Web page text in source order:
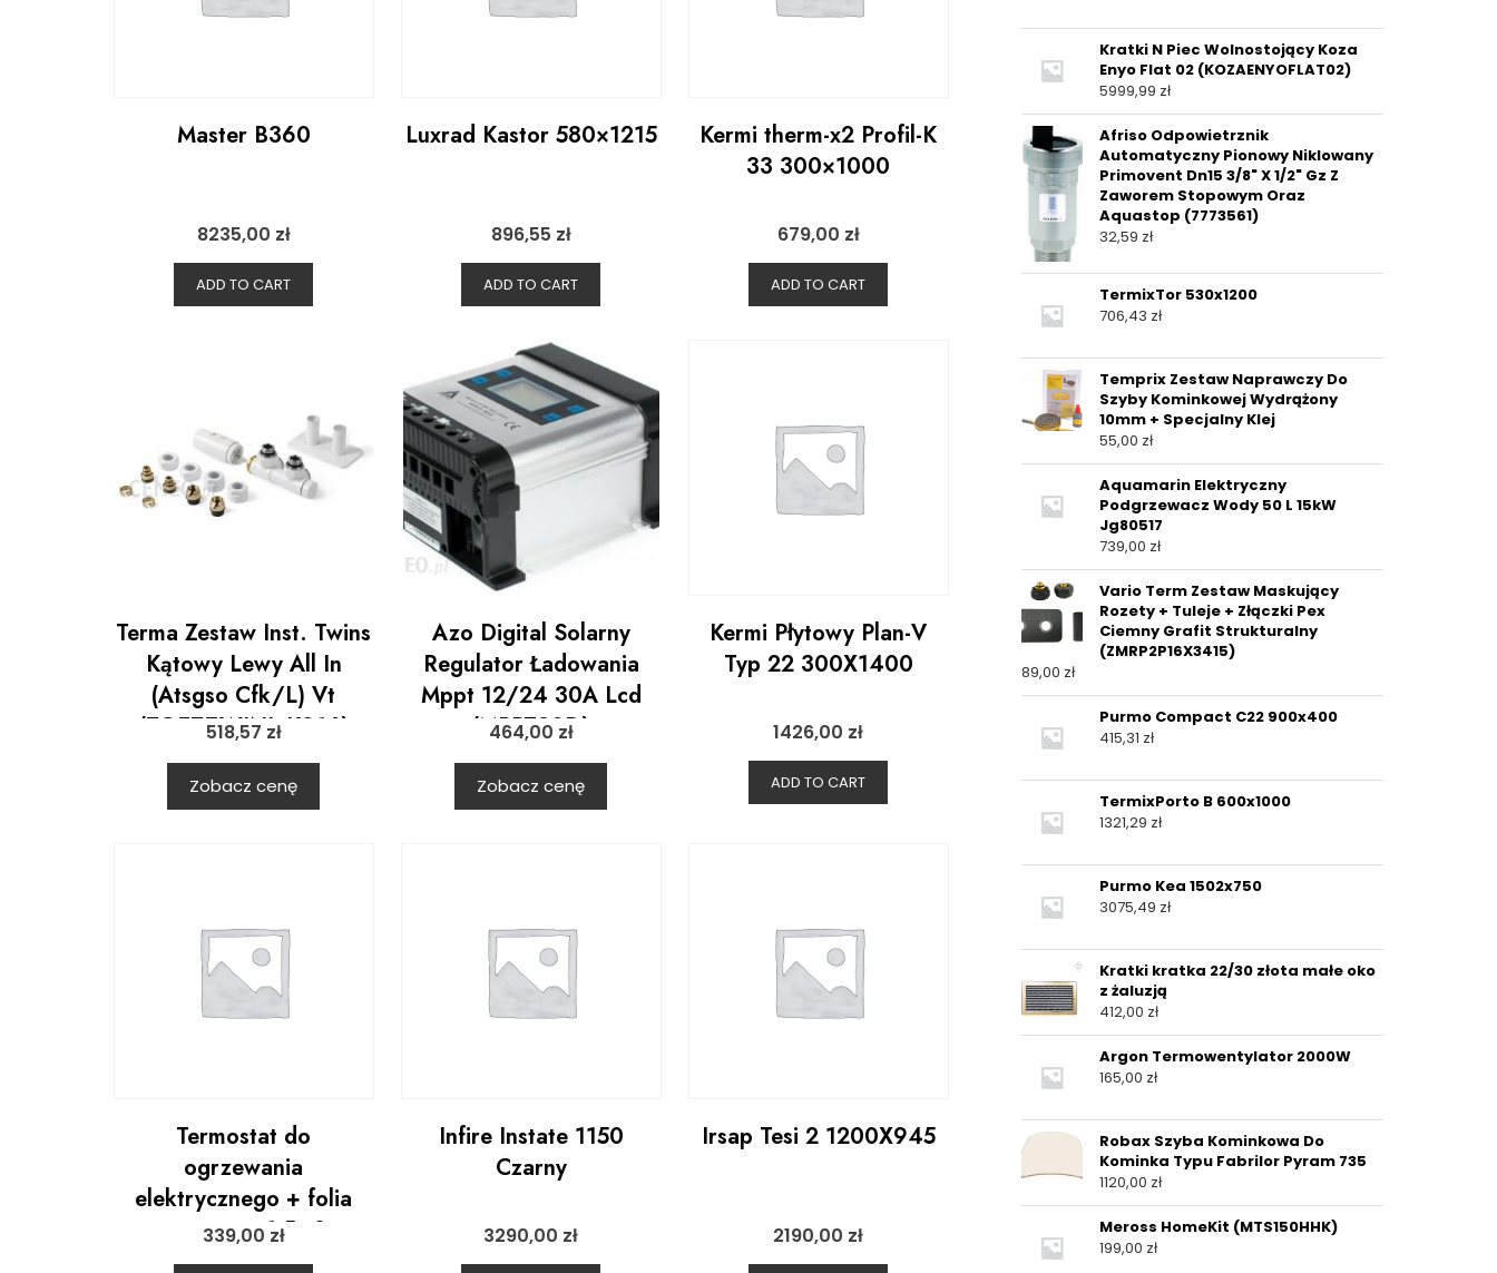
Master B360
8235,00 zł
ADD TO CART
Luxrad Kastor 580×1215
896,55 zł
ADD TO CART
Kermi therm-x2 Profil-K
33 300×1000
679,00 zł
ADD TO CART
Terma Zestaw Inst. Twins
Kątowy Lewy All In
(Atsgso Cfk/L) Vt
(TGETTWINL-K916)
518,57 zł
Zobacz cenę
Azo Digital Solarny
Regulator Ładowania
Mppt 12/24 30A Lcd
(MPPT30D)
464,00 zł
Zobacz cenę
Kermi Płytowy Plan-V
Typ 22 300X1400
1426,00 zł
ADD TO CART
Termostat do
ogrzewania
elektrycznego + folia
grzewcza 1,5m2
80W/m2 + akcesoria
339,00 zł
Infire Instate 1150
Czarny
3290,00 zł
Irsap Tesi 2 1200X945
2190,00 zł
Kratki N Piec Wolnostojący Koza
Enyo Flat 02 (KOZAENYOFLAT02)
5999,99 zł
Afriso Odpowietrznik
Automatyczny Pionowy Niklowany
Primovent Dn15 3/8" X 1/2" Gz Z
Zaworem Stopowym Oraz
Aquastop (7773561)
32,59 zł
TermixTor 530x1200
706,43 zł
Temprix Zestaw Naprawczy Do
Szyby Kominkowej Wydrążony
10mm + Specjalny Klej
55,00 zł
Aquamarin Elektryczny
Podgrzewacz Wody 50 L 15kW
Jg80517
739,00 zł
Vario Term Zestaw Maskujący
Rozety + Tuleje + Złączki Pex
Ciemny Grafit Strukturalny
(ZMRP2P16X3415)
89,00 zł
Purmo Compact C22 900x400
415,31 zł
TermixPorto B 600x1000
1321,29 zł
Purmo Kea 1502x750
3075,49 zł
Kratki kratka 22/30 złota małe oko
z żaluzją
412,00 zł
Argon Termowentylator 2000W
165,00 zł
Robax Szyba Kominkowa Do
Kominka Typu Fabrilor Pyram 735
1120,00 zł
Meross HomeKit (MTS150HHK)
199,00 zł